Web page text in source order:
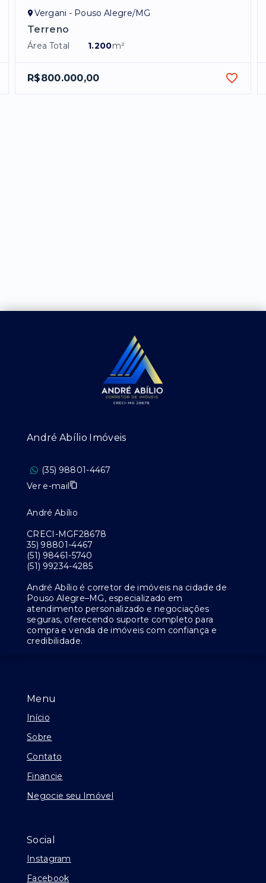
Vergani - Pouso Alegre/MG
Terreno
Área Total 1.200m²
R$800.000,00
Menu
Início
Sobre
Contato
Financie
Negocie seu Imóvel
Social
Instagram
Facebook
André Abílio Imóveis
(35) 98801-4467
Ver e-mail
André Abílio
CRECI-MGF28678
35) 98801-4467
(51) 98461-5740
(51) 99234-4285
André Abílio é corretor de imóveis na cidade de
Pouso Alegre–MG, especializado em
atendimento personalizado e negociações
seguras, oferecendo suporte completo para
compra e venda de imóveis com confiança e
credibilidade.